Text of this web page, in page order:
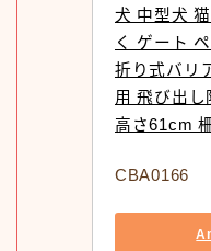
犬 中型犬
く ゲート
折り式バリ
用 飛び出し
高さ61cm
CBA0166